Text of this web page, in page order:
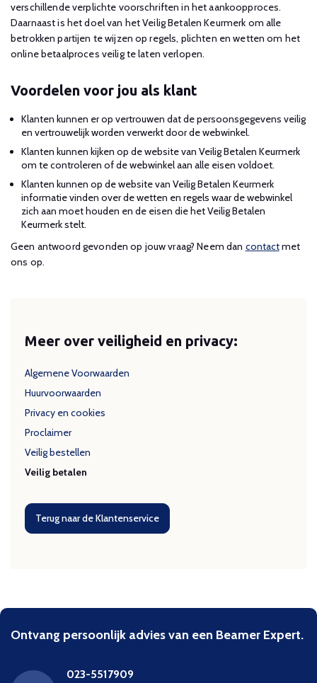
verschillende verplichte voorschriften in het aankoopproces.
Daarnaast is het doel van het Veilig Betalen Keurmerk om alle
betrokken partijen te wijzen op regels, plichten en wetten om het
online betaalproces veilig te laten verlopen.
Voordelen voor jou als klant
Klanten kunnen er op vertrouwen dat de persoonsgegevens veilig
en vertrouwelijk worden verwerkt door de webwinkel.
Klanten kunnen kijken op de website van Veilig Betalen Keurmerk
om te controleren of de webwinkel aan alle eisen voldoet.
Klanten kunnen op de website van Veilig Betalen Keurmerk
informatie vinden over de wetten en regels waar de webwinkel
zich aan moet houden en de eisen die het Veilig Betalen
Keurmerk stelt.
Geen antwoord gevonden op jouw vraag? Neem dan contactmet
ons op.
Meer over veiligheid en privacy:
Algemene Voorwaarden
Huurvoorwaarden
Privacy en cookies
Proclaimer
Veilig bestellen
Veilig betalen
Terug naar de Klantenservice
Ontvang persoonlijk advies van een Beamer Expert.
023-5517909